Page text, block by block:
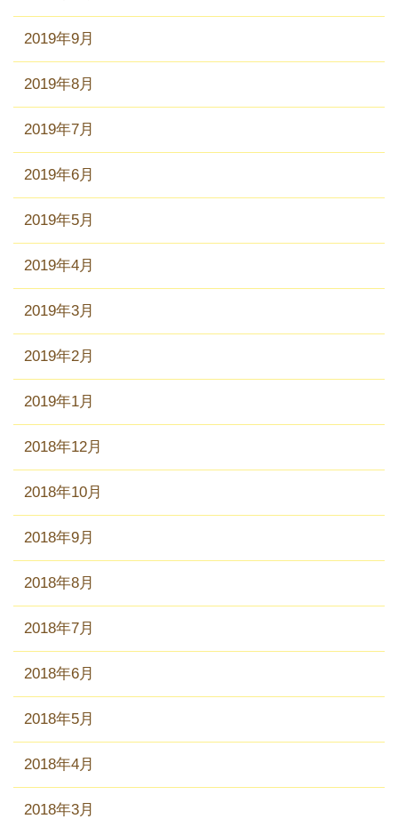
2019年9月
2019年8月
2019年7月
2019年6月
2019年5月
2019年4月
2019年3月
2019年2月
2019年1月
2018年12月
2018年10月
2018年9月
2018年8月
2018年7月
2018年6月
2018年5月
2018年4月
2018年3月